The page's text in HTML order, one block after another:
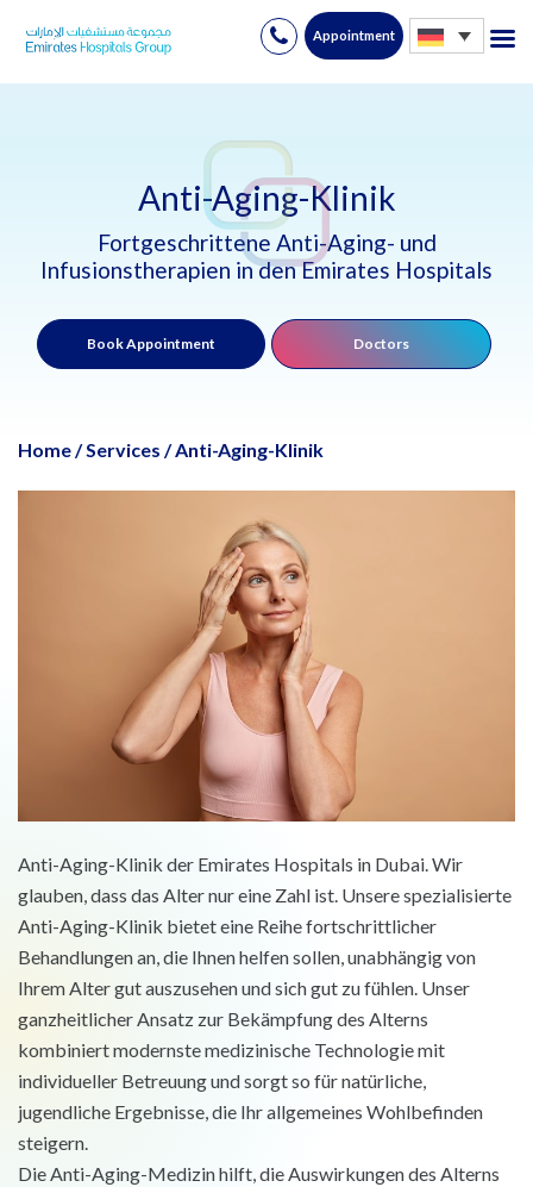
Skip
Appointment
Anti-Aging-Klinik
Fortgeschrittene Anti-Aging- und
Infusionstherapien in den Emirates Hospitals
Book Appointment Doctors
Home/Services /Anti-Aging-Klinik
Anti-Aging-Klinik der Emirates Hospitals in Dubai. Wir
glauben, dass das Alter nur eine Zahl ist. Unsere spezialisierte
Anti-Aging-Klinik bietet eine Reihe fortschrittlicher
Behandlungen an, die Ihnen helfen sollen, unabhängig von
Ihrem Alter gut auszusehen und sich gut zu fühlen. Unser
ganzheitlicher Ansatz zur Bekämpfung des Alterns
kombiniert modernste medizinische Technologie mit
individueller Betreuung und sorgt so für natürliche,
jugendliche Ergebnisse, die Ihr allgemeines Wohlbefinden
steigern.
Die Anti-Aging-Medizin hilft, die Auswirkungen des Alterns